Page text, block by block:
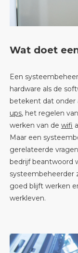
Wat doet
Een
hardware als de
betekent dat onder
ups, het regelen
werken van de wifi
Maar een
gerelateerde
bedrijf beantwoord
systeembeheerder
goed blijft werken
werkleven.